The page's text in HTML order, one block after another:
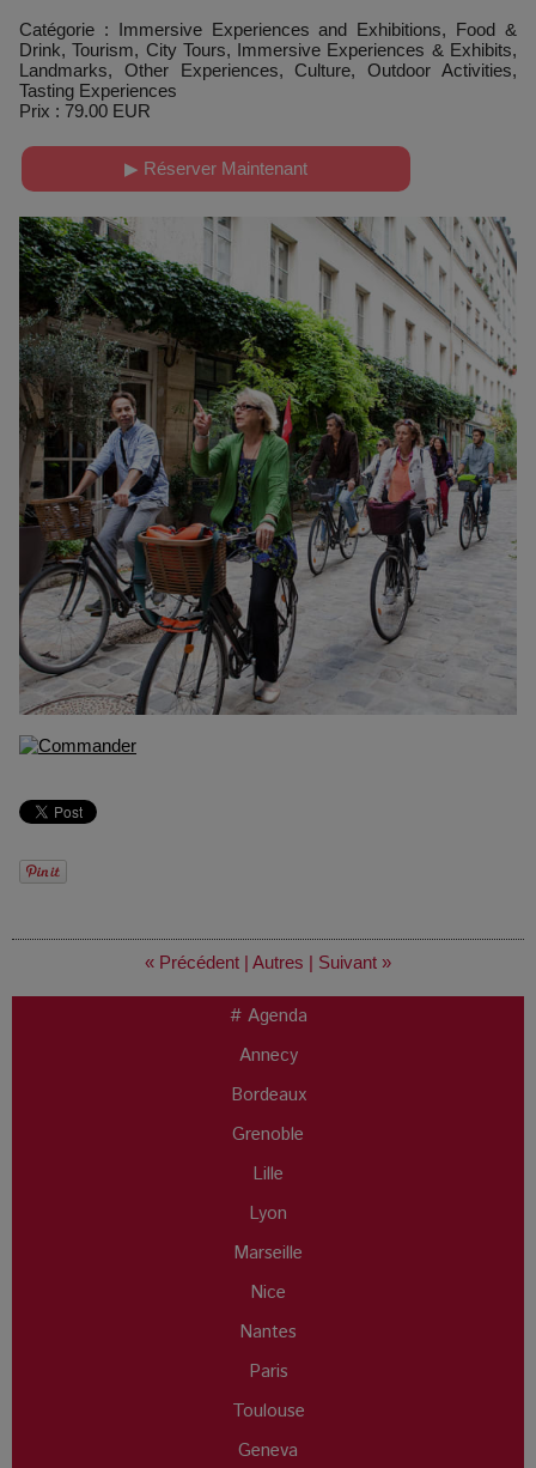
Catégorie : Immersive Experiences and Exhibitions, Food &
Drink, Tourism, City Tours, Immersive Experiences & Exhibits,
Landmarks, Other Experiences, Culture, Outdoor Activities,
Tasting Experiences
Prix : 79.00 EUR
▶ Réserver Maintenant
« Précédent | Autres | Suivant »
# Agenda
Annecy
Bordeaux
Grenoble
Lille
Lyon
Marseille
Nice
Nantes
Paris
Toulouse
Geneva